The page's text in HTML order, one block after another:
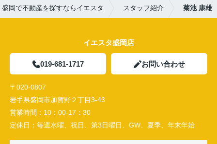
盛岡で不動産を探すならイエスタ スタッフ紹介 菊池 康雄
イエスタ盛岡店
019-681-1717 お問い合わせ
〒020-0807
岩手県盛岡市加賀野２丁目3-43
営業時間： 10：00-17：30
定休日： 毎週水曜、祝日、第3日曜日、GW、夏季、年末年始